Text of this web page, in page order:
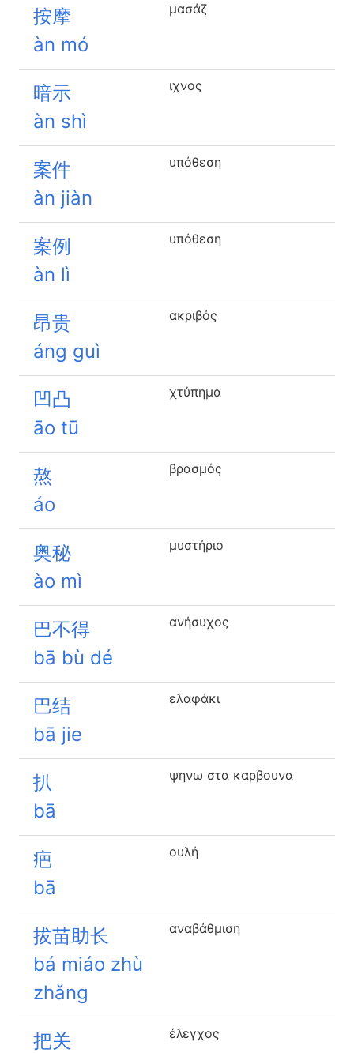
按摩
àn mó
μασάζ
暗示
àn shì
ιχνος
案件
àn jiàn
υπόθεση
案例
àn lì
υπόθεση
昂贵
áng guì
ακριβός
凹凸
āo tū
χτύπημα
熬
áo
βρασμός
奥秘
ào mì
μυστήριο
巴不得
bā bù dé
ανήσυχος
巴结
bā jie
ελαφάκι
扒
bā
ψηνω στα καρβουνα
疤
bā
ουλή
拔苗助长
bá miáo zhù
zhǎng
αναβάθμιση
把关
έλεγχος